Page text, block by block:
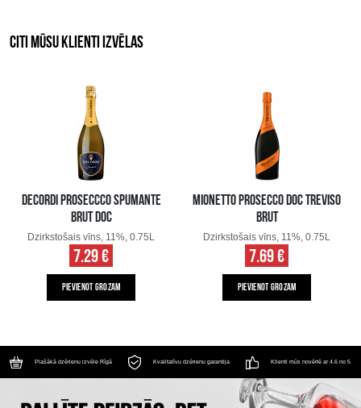
CITI MŪSU KLIENTI IZVĒLAS
DECORDI PROSECCCO SPUMANTE
BRUT DOC
Dzirkstošais vīns, 11%, 0.75L
7.29 €
PIEVIENOT GROZAM
MIONETTO PROSECCO DOC TREVISO
BRUT
Dzirkstošais vīns, 11%, 0.75L
7.69 €
PIEVIENOT GROZAM
Plašākā dzērienu izvēle Rīgā Kvalitatīvu dzērienu garantija Klienti mūs novērtē ar 4.6 no 5